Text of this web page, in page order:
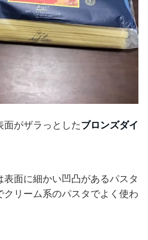
面がザラっとしたブロンズダイ
面に細かい凹凸があるパスタ
リーム系のパスタでよく使わ